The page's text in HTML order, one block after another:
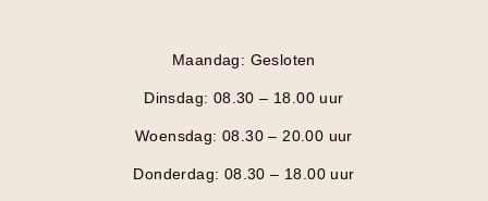
Maandag: Gesloten
Dinsdag: 08.30 – 18.00 uur
Woensdag: 08.30 – 20.00 uur
Donderdag: 08.30 – 18.00 uur